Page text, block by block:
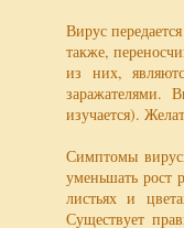
Вирус
также,
из них,
заражателями.
изучается).
Симптомы
уменьшать рост
листьях и
Существует